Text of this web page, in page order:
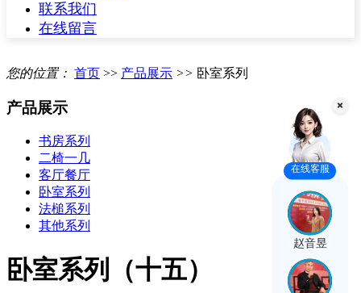
联系我们
在线留言
您的位置： 首页 >> 产品展示 >> 卧室系列
产品展示
书房系列
二椅一几
客厅餐厅
卧室系列
法槌系列
其他系列
卧室系列（十五）
在线客服
赵音昱